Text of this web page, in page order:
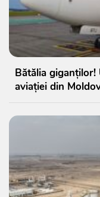
Bătălia
aviației din